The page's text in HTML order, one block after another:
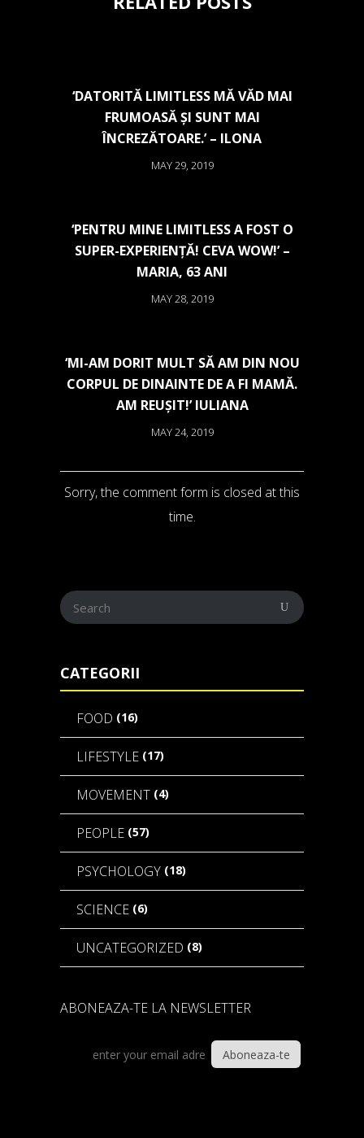
‘DATORITĂ LIMITLESS MĂ VĂD MAI
FRUMOASĂ ȘI SUNT MAI
ÎNCREZĂTOARE.’ – ILONA
MAY 29, 2019
‘PENTRU MINE LIMITLESS A FOST O
SUPER-EXPERIENȚĂ! CEVA WOW!’ –
MARIA, 63 ANI
MAY 28, 2019
‘MI-AM DORIT MULT SĂ AM DIN NOU
CORPUL DE DINAINTE DE A FI MAMĂ.
AM REUȘIT!’ IULIANA
MAY 24, 2019
Sorry, the comment form is closed at this
time.
CATEGORII
FOOD (16)
LIFESTYLE (17)
MOVEMENT (4)
PEOPLE (57)
PSYCHOLOGY (18)
SCIENCE (6)
UNCATEGORIZED (8)
ABONEAZA-TE LA NEWSLETTER